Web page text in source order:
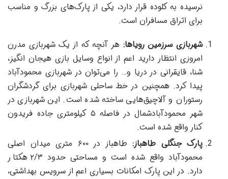
نرسیده به کلوده قرار دارد، یکی از پارک‌های بزرگ و مناسب
برای اتراق مسافران است.
شهربازی سرزمین رویاها: هر آنچه که از یک شهربازی مدرن
امروزی انتظار دارید اعم از انواع وسایل بازی هیجان انگیز،
شنا، قایقرانی در دریا و… را می‌توان در شهربازی محمودآباد
پیدا کرد. همچنین در خط ساحلی شهربازی برای گردشگران
رستوران و آلاچیق‌هایی ساخته شده است. این شهربازی در
شهر محمودآبادشمال در فاصله ۵ کیلومتری جاده فریدون
کنار واقع شده است.
پارک جنگلی طاهباز:
طاهباز در ۶۰۰ متری میدان اصلی
محمودآباد واقع شده است و مساحتی حدود ۲/۳ هکتار
دارد. در این پارک امکانات بسیاری اعم از سرویس بهداشتی،